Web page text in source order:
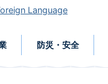
Language
防災・安全